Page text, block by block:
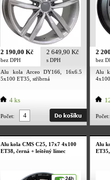
2 190,00 Kč
bez DPH
2 649,90 Kč
s DPH
Alu kola Arceo DY166, 16x6.5
5x100 ET35, stříbrná
4 ks
Počet:
2
bez
Alu
Počet:
Alu kola CMS C25, 17x7 4x100
ET38, černá + leštěný límec
Alu